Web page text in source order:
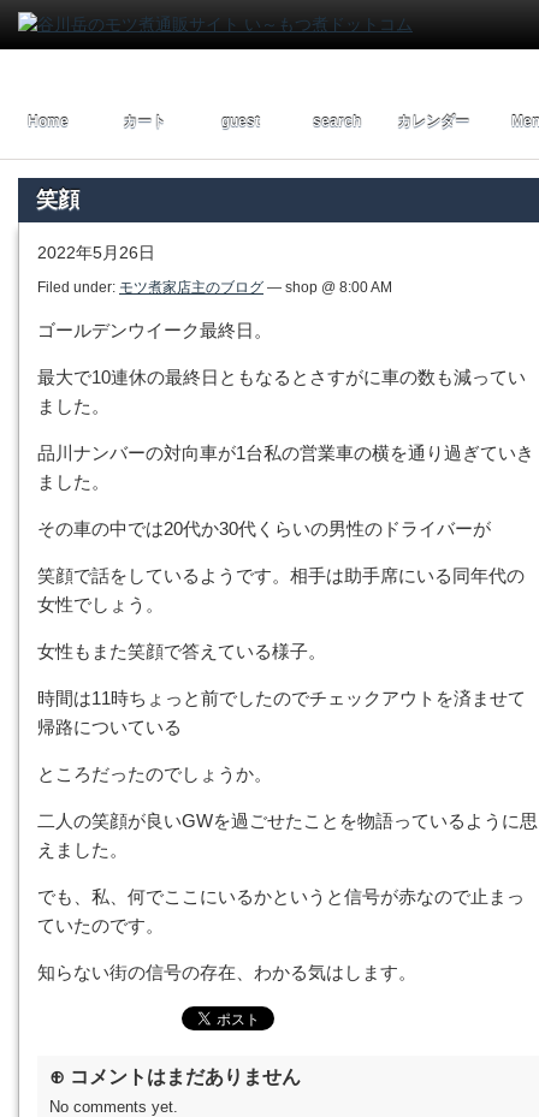
Home カート guest search カレンダー
笑顔
2022年5月26日
Filed under: モツ煮家店主のブログ — shop @ 8:00 AM
ゴールデンウイーク最終日。
最大で10連休の最終日ともなるとさすがに車の数も減ってい
ました。
品川ナンバーの対向車が1台私の営業車の横を通り過ぎていき
ました。
その車の中では20代か30代くらいの男性のドライバーが
笑顔で話をしているようです。相手は助手席にいる同年代の
女性でしょう。
女性もまた笑顔で答えている様子。
時間は11時ちょっと前でしたのでチェックアウトを済ませて
帰路についている
ところだったのでしょうか。
二人の笑顔が良いGWを過ごせたことを物語っているように思
えました。
でも、私、何でここにいるかというと信号が赤なので止まっ
ていたのです。
知らない街の信号の存在、わかる気はします。
⊕ コメントはまだありません
No comments yet.